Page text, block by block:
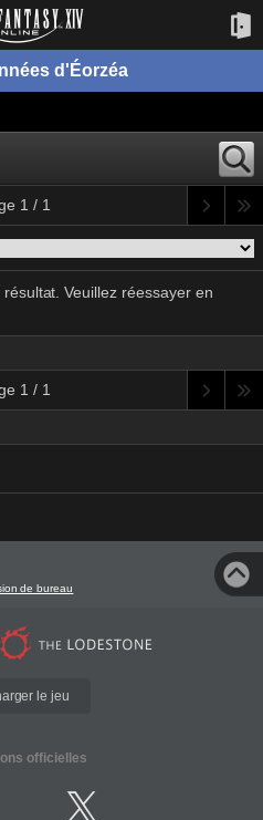
d'Éorzéa
1 / 1
Veuillez réessayer en
1 / 1
de bureau
le jeu
officielles